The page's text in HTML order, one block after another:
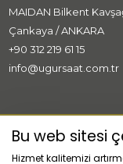
MAIDAN Bilkent
Çankaya / ANKARA
+90 312 219 61 15
info@ugursaat.com.tr
MARKALAR
Bu web sitesi
Hizmet kalitemizi